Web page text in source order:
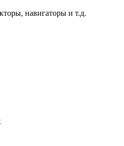
навигаторы и т.д.